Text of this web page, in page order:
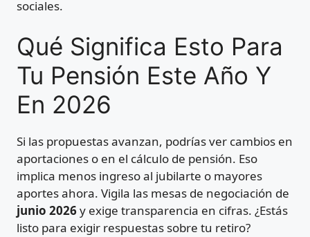
sociales.
Qué Significa Esto Para
Tu Pensión Este Año Y
En 2026
Si las propuestas avanzan, podrías ver cambios en
aportaciones o en el cálculo de pensión. Eso
implica menos ingreso al jubilarte o mayores
aportes ahora. Vigila las mesas de negociación de
junio 2026y exige transparencia en cifras. ¿Estás
listo para exigir respuestas sobre tu retiro?